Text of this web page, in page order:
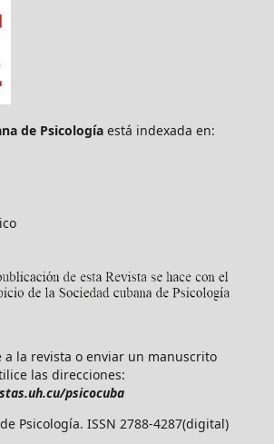
de Psicologíaestá indexada en:
a la revista o enviar un manuscrito
las direcciones:
psicocuba
Psicología. ISSN 2788-4287(digital)